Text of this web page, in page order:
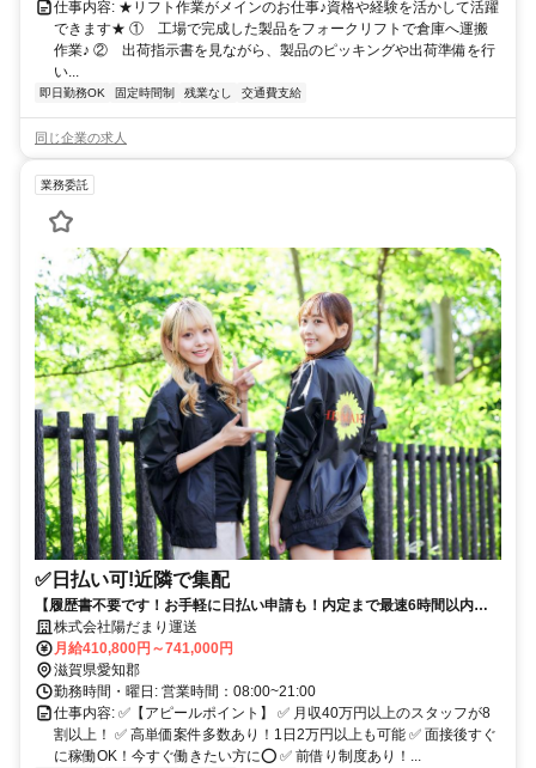
仕事内容: ★リフト作業がメインのお仕事♪資格や経験を活かして活躍
できます★ ① 工場で完成した製品をフォークリフトで倉庫へ運搬
作業♪ ② 出荷指示書を見ながら、製品のピッキングや出荷準備を行
い...
即日勤務OK 固定時間制 残業なし 交通費支給
同じ企業の求人
業務委託
✅日払い可!近隣で集配
【履歴書不要です！お手軽に日払い申請も！内定まで最速6時間以内も
可能！】未経験者OK✅担当エリアは半径1キロ~2キロ以内✅
株式会社陽だまり運送
月給410,800円～741,000円
滋賀県愛知郡
勤務時間・曜日: 営業時間：08:00~21:00
仕事内容: ✅【アピールポイント】 ✅ 月収40万円以上のスタッフが8
割以上！ ✅ 高単価案件多数あり！1日2万円以上も可能 ✅ 面接後すぐ
に稼働OK！今すぐ働きたい方に⭕️ ✅ 前借り制度あり！...